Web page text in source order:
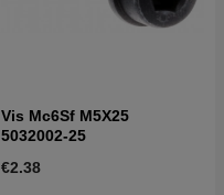
Vis Mc6Sf M5X25
5032002-25
€2.38